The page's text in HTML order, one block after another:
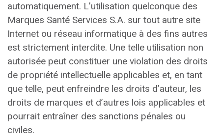
automatiquement. L’utilisation quelconque des
Marques Santé Services S.A. sur tout autre site
Internet ou réseau informatique à des fins autres
est strictement interdite. Une telle utilisation non
autorisée peut constituer une violation des droits
de propriété intellectuelle applicables et, en tant
que telle, peut enfreindre les droits d’auteur, les
droits de marques et d’autres lois applicables et
pourrait entraîner des sanctions pénales ou
civiles.